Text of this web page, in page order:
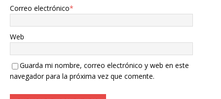
Correo electrónico*
Web
Guarda mi nombre, correo electrónico y web en este
navegador para la próxima vez que comente.